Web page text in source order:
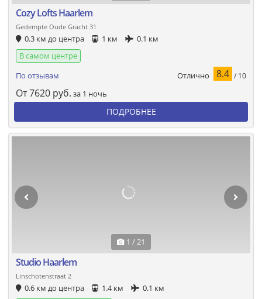
Cozy Lofts Haarlem
Gedempte Oude Gracht 31
0.3 км до центра 1 км
0.1 км
В самом центре
По отзывам
Отлично 8.4 / 10
От7620 руб. за 1 ночь
ПОДРОБНЕЕ
1 / 21
Studio Haarlem
Linschotenstraat 2
0.6 км до центра 1.4 км
0.1 км